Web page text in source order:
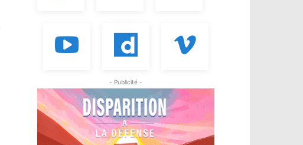
- Publicité -